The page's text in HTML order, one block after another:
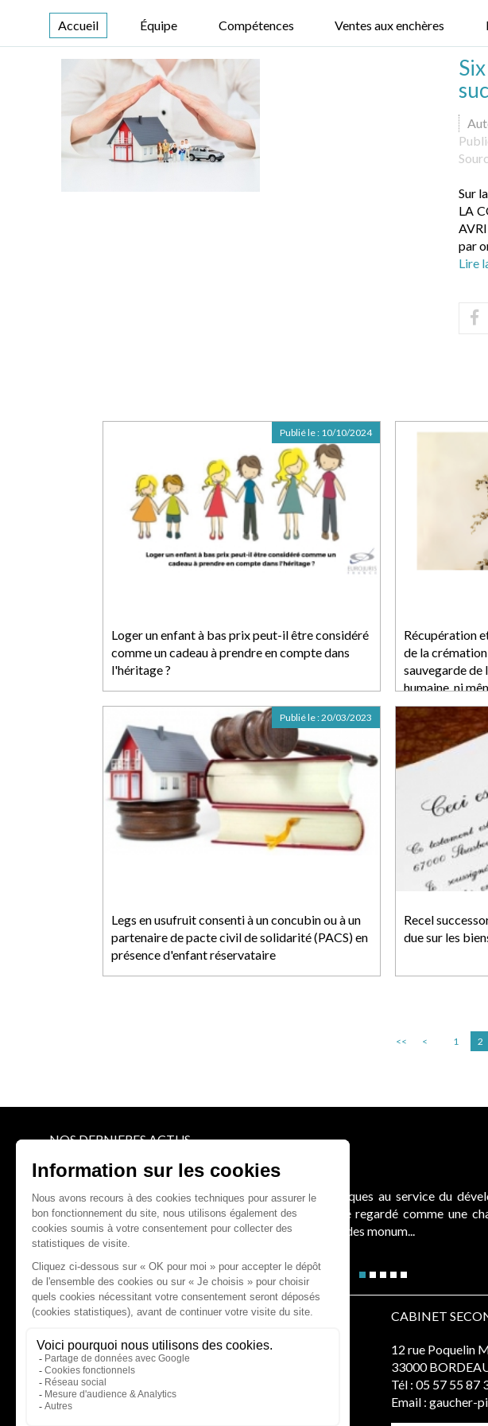
Accueil Équipe Compétences Ventes aux enchères
Sur
LA
par
Lire
Loger un enfant à bas prix peut-il être considéré
comme un cadeau à prendre en compte dans
l'héritage ?
Publié le : 10/10/2024
Récupération
de la
sauvegarde de
humaine, ni
Legs en usufruit consenti à un concubin ou à un
partenaire de pacte civil de solidarité (PACS) en
présence d'enfant réservataire
Publié le :20/03/2023
Recel
due sur les
<< < 1 2
NOS DERNIERES ACTUS
Le joug léger des monuments historiques
Pour une gestion patrimoniale des monuments historiques au service du
collectivités Le monument historique a longtemps été regardé comme une
culture du Sénat a consacré, en juillet 2026, à la gestion des monum...
CABINET D'AVOCATS GAUCHER-PIOLA
20 avenue Galliéni - 33500 LIBOURNE
Tél :05 57 55 87 30 - Fax : 05 57 51 73 64
Email :gaucher-piola@gaucher-piola-avocat.fr
CABINET
12 rue Poquelin
33000
Tél : 05 57 55 87
Email : gaucher-